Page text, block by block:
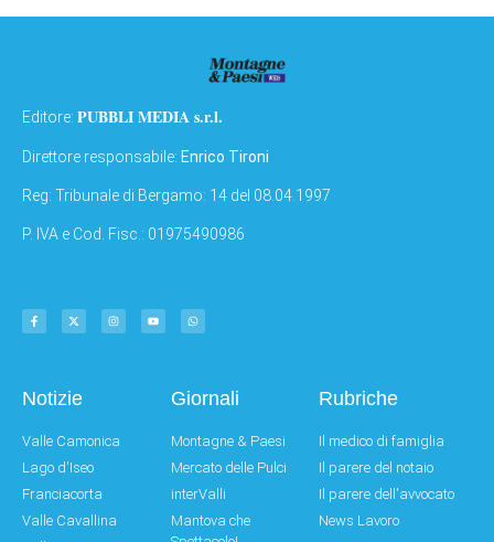
Editore: PUBBLI MEDIA s.r.l.
Direttore responsabile: Enrico Tironi
Reg: Tribunale di Bergamo: 14 del 08.04.1997
P. IVA e Cod. Fisc.: 01975490986
Notizie
Valle Camonica
Lago d'Iseo
Franciacorta
Valle Cavallina
Giornali
Montagne & Paesi
Mercato delle Pulci
interValli
Mantova che
Rubriche
Il medico di famiglia
Il parere del notaio
Il parere dell'avvocato
News Lavoro